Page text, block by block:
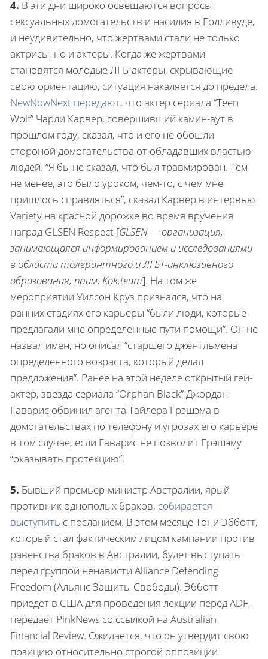
4. В эти дни широко освещаются вопросы
сексуальных домогательств и насилия в Голливуде,
и неудивительно, что жертвами стали не только
актрисы, но и актеры. Когда же жертвами
становятся молодые ЛГБ-актеры, скрывающие
свою ориентацию, ситуация накаляется до предела.
NewNowNext передают, что актер сериала “Teen
Wolf” Чарли Карвер, совершивший камин-аут в
прошлом году, сказал, что и его не обошли
стороной домогательства от обладавших властью
людей. “Я бы не сказал, что был травмирован. Тем
не менее, это было уроком, чем-то, с чем мне
пришлось справляться”, сказал Карвер в интервью
Variety на красной дорожке во время вручения
наград GLSEN Respect [GLSEN — организация,
занимающаяся информированием и исследованиями
в области толерантного и ЛГБТ-инклюзивного
образования, прим. Kok.team]. На том же
мероприятии Уилсон Круз признался, что на
ранних стадиях его карьеры “были люди, которые
предлагали мне определенные пути помощи”. Он не
назвал имен, но описал “старшего джентльмена
определенного возраста, который делал
предложения”. Ранее на этой неделе открытый гей-
актер, звезда сериала “Orphan Black” Джордан
Гаварис обвинил агента Тайлера Грэшэма в
домогательствах по телефону и угрозах его карьере
в том случае, если Гаварис не позволит Грэшэму
“оказывать протекцию”.
5. Бывший премьер-министр Австралии, ярый
противник однополых браков, собирается
выступить с посланием. В этом месяце Тони Эбботт,
который стал фактическим лицом кампании против
равенства браков в Австралии, будет выступать
перед группой ненависти Alliance Defending
Freedom (Альянс Защиты Свободы). Эбботт
приедет в США для проведения лекции перед ADF,
передает PinkNews со ссылкой на Australian
Financial Review. Ожидается, что он утвердит свою
позицию относительно строгой оппозиции